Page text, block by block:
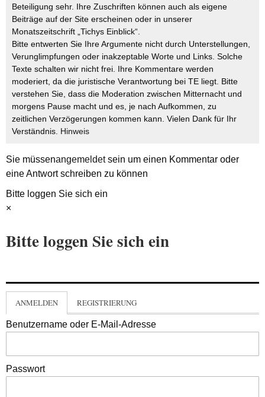
Beteiligung sehr. Ihre Zuschriften können auch als eigene
Beiträge auf der Site erscheinen oder in unserer
Monatszeitschrift „Tichys Einblick“.
Bitte entwerten Sie Ihre Argumente nicht durch Unterstellungen,
Verunglimpfungen oder inakzeptable Worte und Links. Solche
Texte schalten wir nicht frei. Ihre Kommentare werden
moderiert, da die juristische Verantwortung bei TE liegt. Bitte
verstehen Sie, dass die Moderation zwischen Mitternacht und
morgens Pause macht und es, je nach Aufkommen, zu
zeitlichen Verzögerungen kommen kann. Vielen Dank für Ihr
Verständnis. Hinweis
Sie müssenangemeldetsein um einen Kommentar oder
eine Antwort schreiben zu können
Bitte loggen Sie sich ein
×
Bitte loggen Sie sich ein
ANMELDEN REGISTRIERUNG
Benutzername oder E-Mail-Adresse
Passwort